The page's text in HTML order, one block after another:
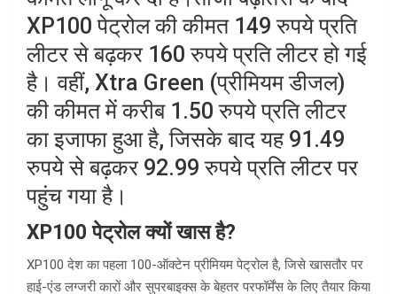
XP100 पेट्रोल की कीमत 149 रुपये प्रति
लीटर से बढ़कर 160 रुपये प्रति लीटर हो गई
है। वहीं, Xtra Green (प्रीमियम डीजल)
की कीमत में करीब 1.50 रुपये प्रति लीटर
का इजाफा हुआ है, जिसके बाद यह 91.49
रुपये से बढ़कर 92.99 रुपये प्रति लीटर पर
पहुंच गया है।
XP100 पेट्रोल क्यों खास है?
XP100 देश का पहला 100-ऑक्टेन प्रीमियम पेट्रोल है, जिसे खासतौर पर
हाई-एंड लग्जरी कारों और सुपरबाइक्स के बेहतर परफॉर्मेंस के लिए तैयार किया